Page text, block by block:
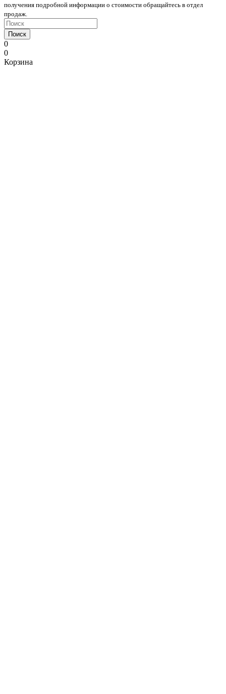
получения подробной информации о стоимости обращайтесь в отдел
продаж.
Поиск
0
0
Корзина